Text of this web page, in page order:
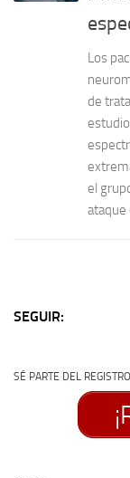
Los
de
el
ataque
SEGUIR:
SÉ PARTE DEL